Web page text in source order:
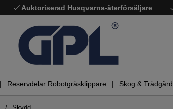
Auktoriserad Husqvarna-återförsäljare
Reservdelar Robotgräsklippare Skog & Trädgård